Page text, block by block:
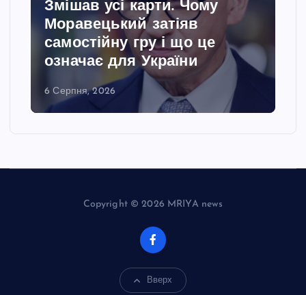
Змішав усі карти. Чому
Моравецький затіяв
самостійну гру і що це
означає для України
6 Серпня, 2026
Copyright © 2026 MRIYA news
Вверх